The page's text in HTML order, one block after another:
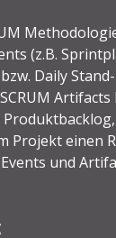
(z.B.
Daily
Artifacts
Projekt einen
und